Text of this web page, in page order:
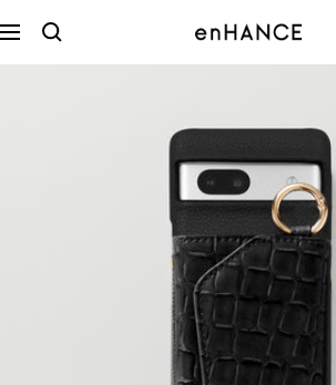
ン
ン
ナ
enHANCE